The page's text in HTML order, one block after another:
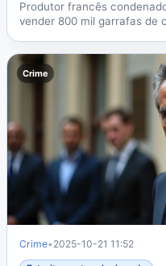
Produtor francês
vender 800 mil garrafas de
Crime
Crime• 2025-10-21 11:52